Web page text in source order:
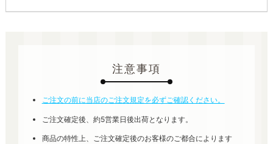
注意事項
ご注文の前に当店のご注文規定を必ずご確認ください。
ご注文確定後、約5営業日後出荷となります。
商品の特性上、ご注文確定後のお客様のご都合によります